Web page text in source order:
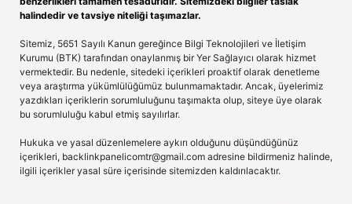
halindedir ve tavsiye niteliği taşımazlar.
Sitemiz, 5651 Sayılı Kanun gereğince Bilgi Teknolojileri ve İletişim
Kurumu (BTK) tarafından onaylanmış bir Yer Sağlayıcı olarak hizmet
vermektedir. Bu nedenle, sitedeki içerikleri proaktif olarak denetleme
veya araştırma yükümlülüğümüz bulunmamaktadır. Ancak, üyelerimiz
yazdıkları içeriklerin sorumluluğunu taşımakta olup, siteye üye olarak
bu sorumluluğu kabul etmiş sayılırlar.
Hukuka ve yasal düzenlemelere aykırı olduğunu düşündüğünüz
içerikleri, backlinkpanelicomtr@gmail.com adresine bildirmeniz halinde,
ilgili içerikler yasal süre içerisinde sitemizden kaldırılacaktır.